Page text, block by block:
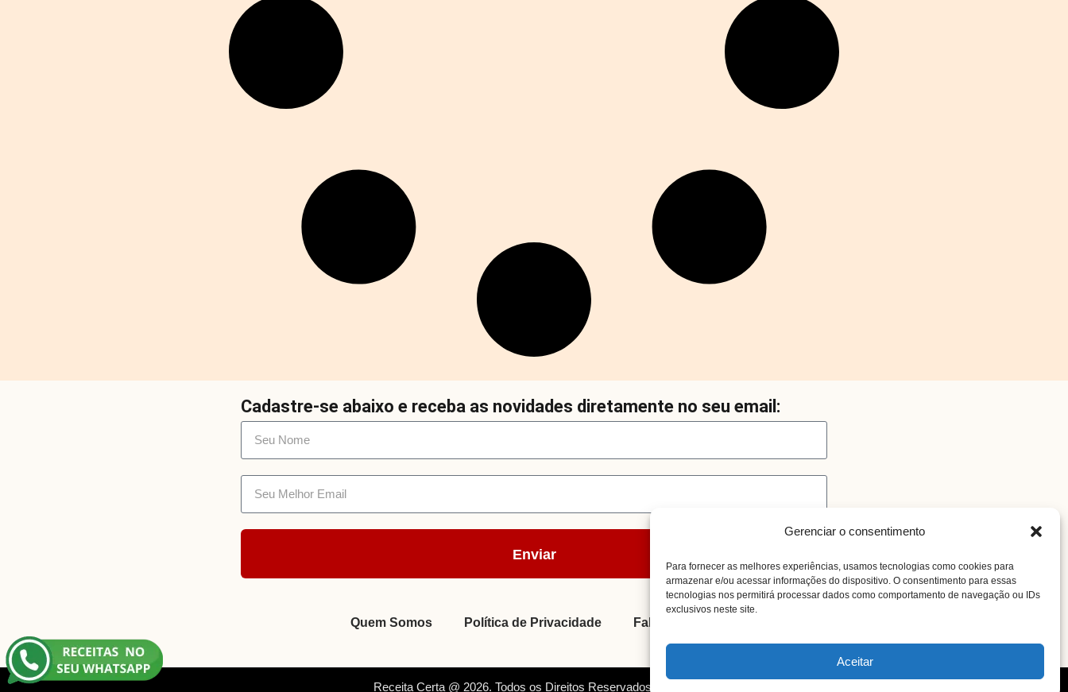
Gerenciar o consentimento
Para fornecer as melhores experiências, usamos tecnologias como cookies para
armazenar e/ou acessar informações do dispositivo. O consentimento para essas
tecnologias nos permitirá processar dados como comportamento de navegação ou IDs
exclusivos neste site.
Aceitar
Cadastre-se abaixo e receba as novidades diretamente no seu email:
Enviar
Quem Somos Política de Privacidade Fale Conosco
Receita Certa @ 2026. Todos os Direitos Reservados. By Müller.